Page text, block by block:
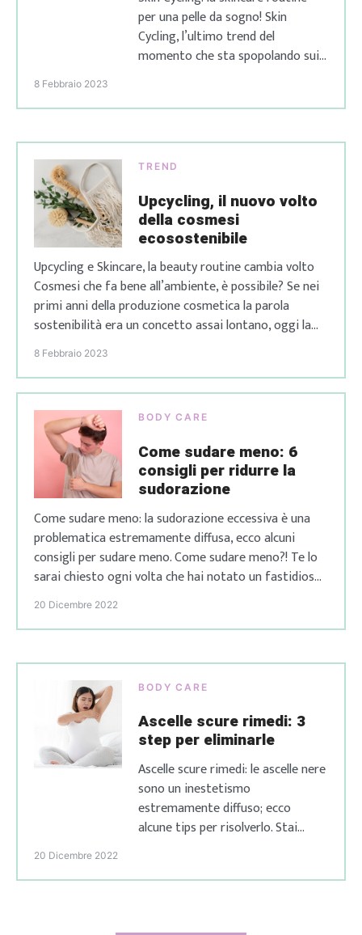
per una pelle da sogno! Skin
Cycling, l’ultimo trend del
momento che sta spopolando sui
routine che promette una pelle
Assolutamente no! La sua
creatrice, la dermatologa
americana […]
8 Febbraio 2023
TREND
Upcycling, il nuovo volto
della cosmesi
ecosostenibile
Upcycling e Skincare, la beauty routine cambia volto
Cosmesi che fa bene all’ambiente, è possibile? Se nei
primi anni della produzione cosmetica la parola
sostenibilità era un concetto assai lontano, oggi la
rendiamo parte della nostra quotidianità sotto molti
dovuto rinunciare ad essere ecosostenibile per […]
8 Febbraio 2023
BODY CARE
Come sudare meno: 6
consigli per ridurre la
sudorazione
Come sudare meno: la sudorazione eccessiva è una
problematica estremamente diffusa, ecco alcuni
consigli per sudare meno. Come sudare meno?! Te lo
sarai chiesto ogni volta che hai notato un fastidioso
alone sui tuoi vestiti ad esempio sotto le ascelle o
dietro la schiena. La sudorazione è una funzione
naturale del nostro organismo ed è […]
20 Dicembre 2022
BODY CARE
Ascelle scure rimedi: 3
step per eliminarle
Ascelle scure rimedi: le ascelle nere
sono un inestetismo
estremamente diffuso; ecco
alcune tips per risolverlo. Stai
risposte alle tue domande Hai
20 Dicembre 2022